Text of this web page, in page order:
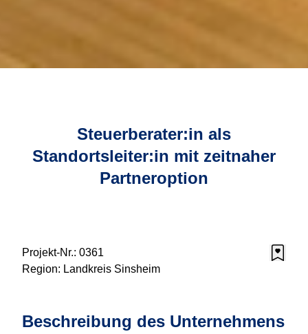
Steuerberater:in als
Standortsleiter:in mit zeitnaher
Partneroption
Projekt-Nr.: 0361
Region: Landkreis Sinsheim
Beschreibung des Unternehmens